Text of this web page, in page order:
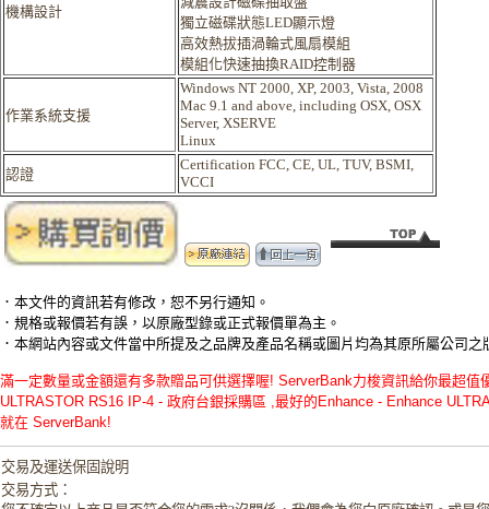
機構設計
獨立磁碟狀態LED顯示燈
高效熱拔插渦輪式風扇模組
模組化快速抽換RAID控制器
作業系統支援
Windows NT 2000, XP, 2003, Vista, 2008
Mac 9.1 and above, including OSX, OSX
Server, XSERVE
Linux
認證
Certification FCC, CE, UL, TUV, BSMI,
VCCI
．本文件的資訊若有修改，恕不另行通知。
．規格或報價若有誤，以原廠型錄或正式報價單為主。
．本網站內容或文件當中所提及之品牌及產品名稱或圖片均為其原所屬公司
滿一定數量或金額還有多款贈品可供選擇喔! ServerBank力梭資訊給你最超值
ULTRASTOR RS16 IP-4 - 政府台銀採購區 ,最好的Enhance - Enhance
就在 ServerBank!
交易及運送保固說明
交易方式：